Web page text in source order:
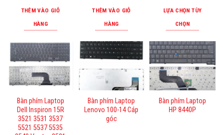
THÊM VÀO GIỎ
HÀNG
THÊM VÀO GIỎ
HÀNG
LỰA CHỌN TÙY
CHỌN
phẩm
này
có
nhiều
thể.
Bàn phím Laptop
Dell Inspiron 15R
3521 3531 3537
5521 5537 5535
Bàn phím Laptop
Lenovo 100-14 Cáp
góc
Bàn phím Laptop
HP 8440P